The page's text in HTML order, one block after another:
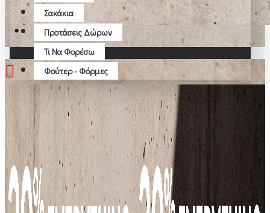
Σακάκια
Προτάσεις Δώρων
Τι Να Φορέσω
Φούτερ - Φόρμες